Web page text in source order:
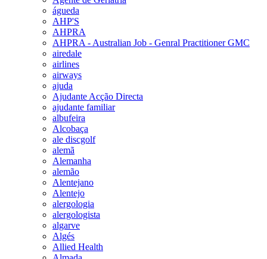
águeda
AHP'S
AHPRA
AHPRA - Australian Job - Genral Practitioner GMC
airedale
airlines
airways
ajuda
Ajudante Acção Directa
ajudante familiar
albufeira
Alcobaça
ale discgolf
alemã
Alemanha
alemão
Alentejano
Alentejo
alergologia
alergologista
algarve
Algés
Allied Health